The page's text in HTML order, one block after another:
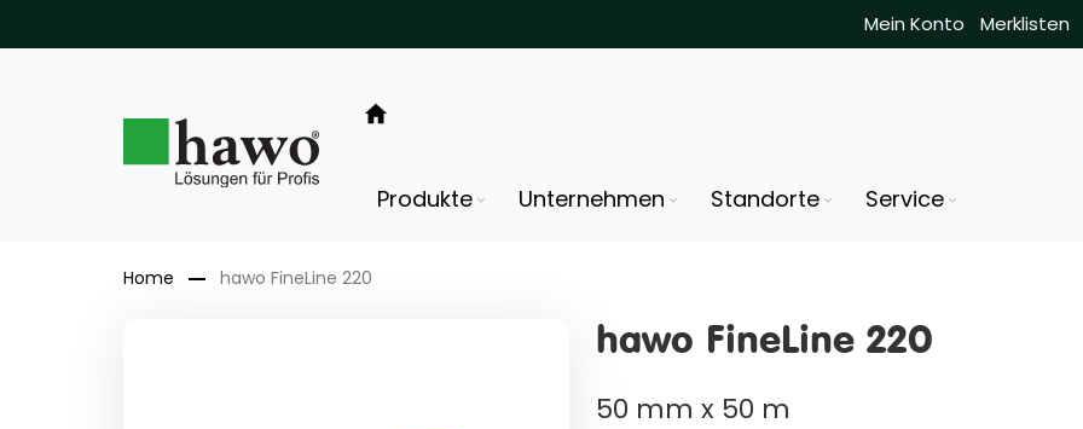
Inhalt
Mein Konto Merklisten
Produkte Unternehmen Standorte Service
Home hawo FineLine 220
hawo FineLine 220
50 mm x 50 m